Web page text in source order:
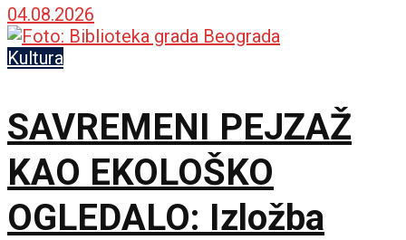
04.08.2026
Kultura
SAVREMENI PEJZAŽ
KAO EKOLOŠKO
OGLEDALO: Izložba